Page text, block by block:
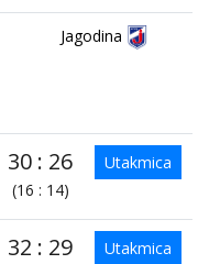
Jagodina
30 : 26
(16 : 14)
Utakmica
32 : 29 Utakmica